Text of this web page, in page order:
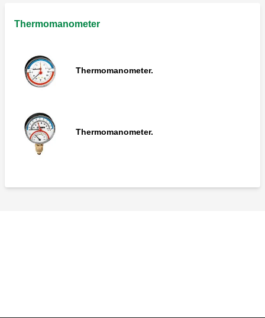
Thermomanometer
Thermomanometer.
Thermomanometer.